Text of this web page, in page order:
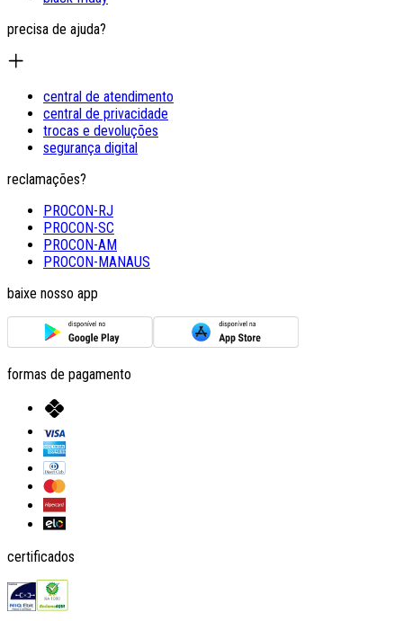
precisa de ajuda?
central de atendimento
central de privacidade
trocas e devoluções
segurança digital
reclamações?
PROCON-RJ
PROCON-SC
PROCON-AM
PROCON-MANAUS
baixe nosso app
formas de pagamento
certificados